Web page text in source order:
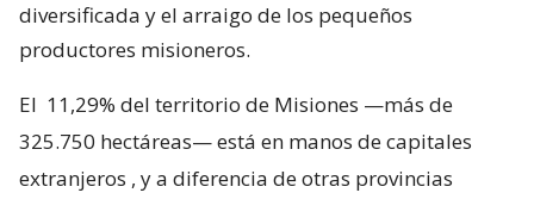
diversificada y el arraigo de los pequeños
productores misioneros.
El 11,29% del territorio de Misiones —más de
325.750 hectáreas— está en manos de capitales
extranjeros , y a diferencia de otras provincias